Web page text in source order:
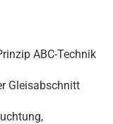
ABC-Technik
Gleisabschnitt